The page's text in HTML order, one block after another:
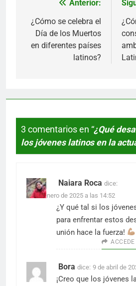
Navegación
de
entradas
Anterior:
¿Cómo se celebra el
Día de los Muertos
en diferentes países
latinos?
3 comentarios en “¿Qué
los jóvenes latinos en la
Naiara Roca dice:
20 de enero de 2025 a las 14:52
¿Y qué tal si los
para enfrentar estos
unión hace la fuerza!
Bora dice: 9 de abril de
¡Creo que los jóvenes